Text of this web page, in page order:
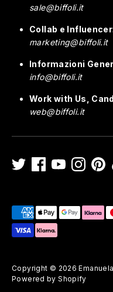
sale@biffoli.it
Collab e Influencer:
marketing@biffoli.it
Informazioni
info@biffoli.it
Work with Us,
web@biffoli.it
Copyright © 2026
Powered by Shopify
Payment
methods
accepted